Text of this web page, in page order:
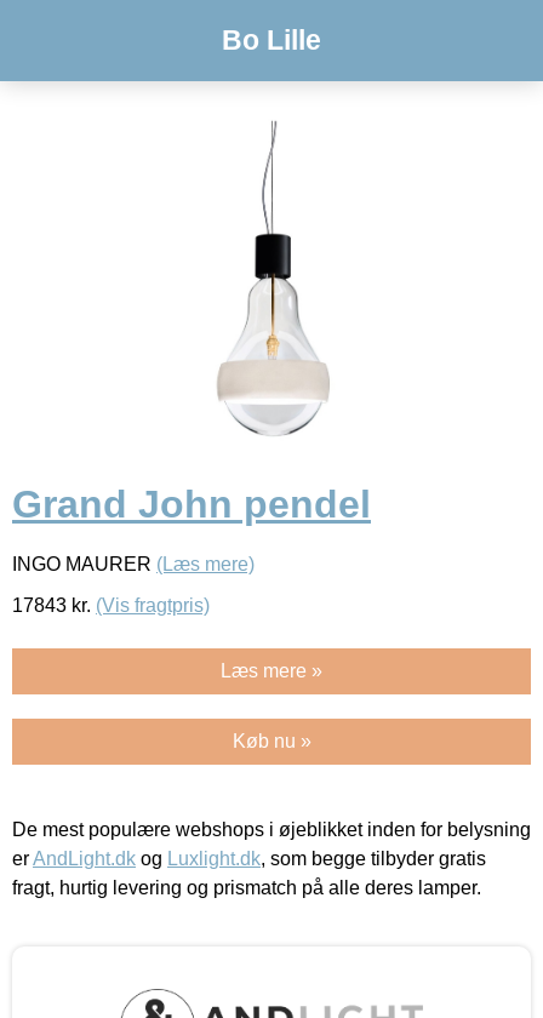
Bo Lille
Grand John pendel
INGO MAURER (Læs mere)
17843 kr. (Vis fragtpris)
Læs mere »
Køb nu »
De mest populære webshops i øjeblikket inden for belysning
erAndLight.dk og Luxlight.dk, som begge tilbyder gratis
fragt, hurtig levering og prismatch på alle deres lamper.